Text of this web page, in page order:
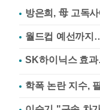
방은희, 母 고독
월드컵 예선까지
학폭 논란 지수,